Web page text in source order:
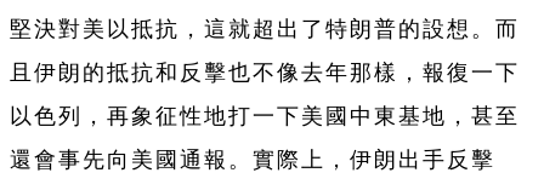
堅決對美以抵抗，這就超出了特朗普的設想。而
且伊朗的抵抗和反擊也不像去年那樣，報復一下
以色列，再象征性地打一下美國中東基地，甚至
還會事先向美國通報。實際上，伊朗出手反擊